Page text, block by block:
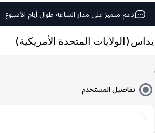
دعم متميز على مدار الساعة طوال أيام الأسبوع
(الولايات المتحدة الأمريكية)
تفاصيل المستخدم